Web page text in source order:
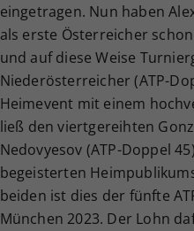
eingetragen. Nun haben
als erste Österreicher
und auf diese Weise
Niederösterreicher (ATP-
Heimevent mit einem
ließ den viertgereihten
Nedovyesov (ATP-Doppel
begeisterten
beiden ist dies der fünfte
München 2023. Der Lohn